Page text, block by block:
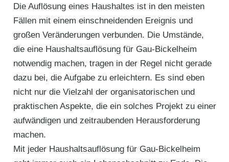
Die Auflösung eines Haushaltes ist in den meisten
Fällen mit einem einschneidenden Ereignis und
großen Veränderungen verbunden. Die Umstände,
die eine Haushaltsauflösung für Gau-Bickelheim
notwendig machen, tragen in der Regel nicht gerade
dazu bei, die Aufgabe zu erleichtern. Es sind eben
nicht nur die Vielzahl der organisatorischen und
praktischen Aspekte, die ein solches Projekt zu einer
aufwändigen und zeitraubenden Herausforderung
machen.
Mit jeder Haushaltsauflösung für Gau-Bickelheim